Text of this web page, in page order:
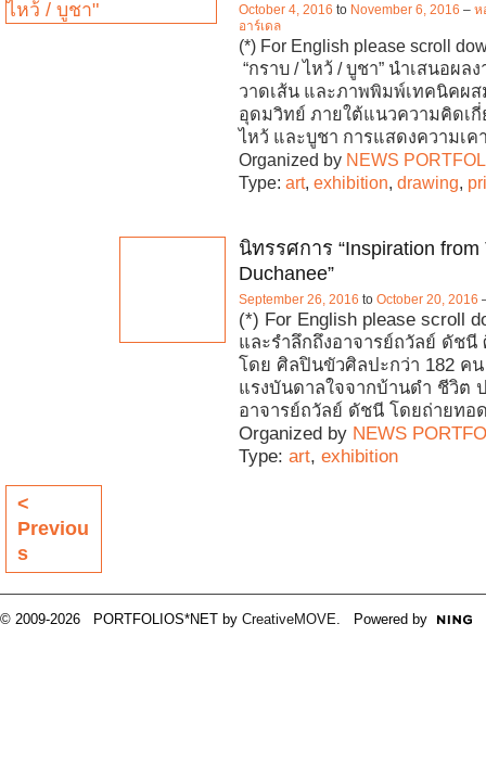
October 4, 2016 to November 6, 2016 – ห
อาร์เดล
(*) For English please scroll
“กราบ / ไหว้ / บูชา” นำเสนอผล
วาดเส้น และภาพพิมพ์เทคนิคผส
อุดมวิทย์ ภายใต้แนวความคิดเกี่
ไหว้ และบูชา การแสดงความเค
Organized by NEWS
Type: art, exhibition drawing
นิทรรศการ “Inspiration from
Duchanee”
September 26, 2016 to October 20, 2016
(*) For English please scroll
และรำลึกถึงอาจารย์ถวัลย์ ดัช
โดย ศิลปินขัวศิลปะกว่า 182 คน
แรงบันดาลใจจากบ้านดำ ชีวิต
อาจารย์ถวัลย์ ดัชนี โดยถ่ายทอ
Organized by NEWS
Type: art, exhibition
<
Previou
s
© 2009-2026 PORTFOLIOS*NET by CreativeMOVE . Powered by